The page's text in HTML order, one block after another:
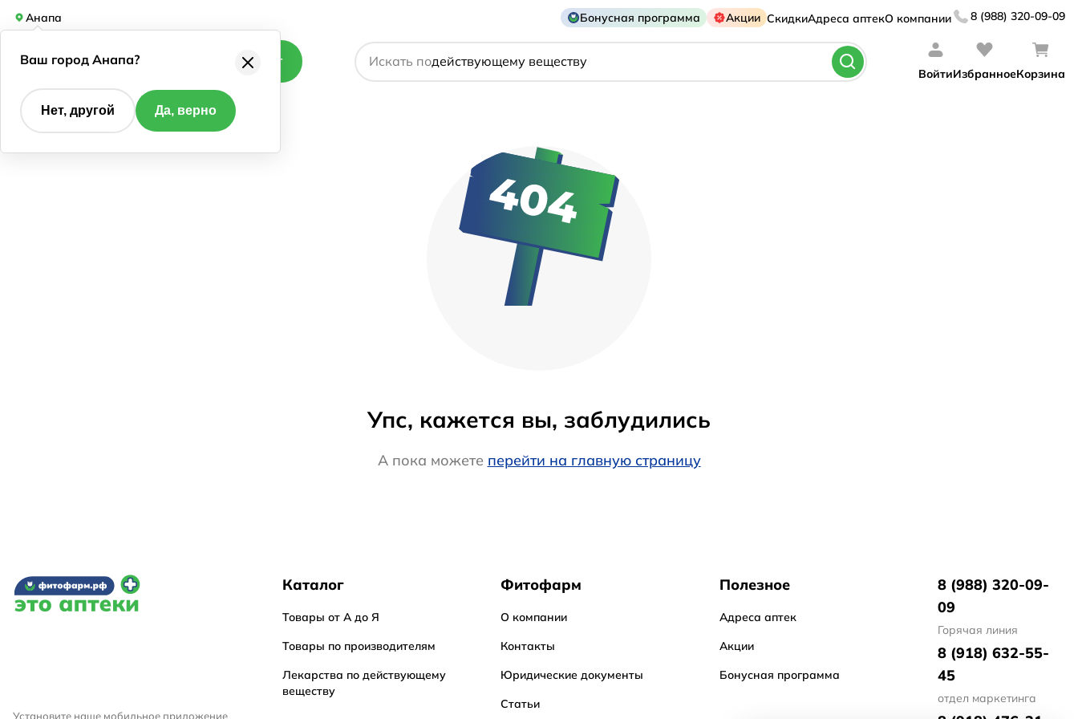
Анапа Бонусная программа Акции СкидкиАдреса аптекО компании 8 (988) 320-09-09
Каталог Искать по
названию препарата
действующему веществу
ВойтиИзбранноеКорзина
Упс, кажется вы, заблудились
А пока можете перейти на главную страницу
Установите наше мобильное приложение
Каталог
Товары от А до Я
Товары по производителям
Лекарства по действующему
веществу
Фитофарм
О компании
Контакты
Юридические документы
Статьи
Полезное
Адреса аптек
Акции
Бонусная программа
8 (988) 320-09-
09
Горячая линия
8 (918) 632-55-
45
отдел маркетинга
Ваш город Анапа?
Нет, другой Да, верно